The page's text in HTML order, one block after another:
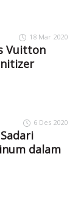
18 Mar 2020
Vuitton
6 Des 2020
dalam